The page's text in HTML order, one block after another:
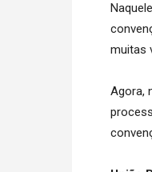
muitas
Agora,